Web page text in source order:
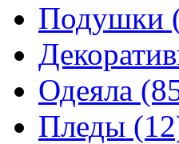
Подушки
Одеяла
Пледы